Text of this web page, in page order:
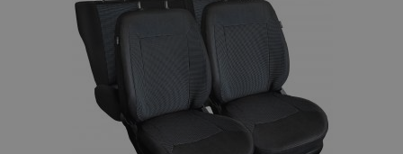
desideri